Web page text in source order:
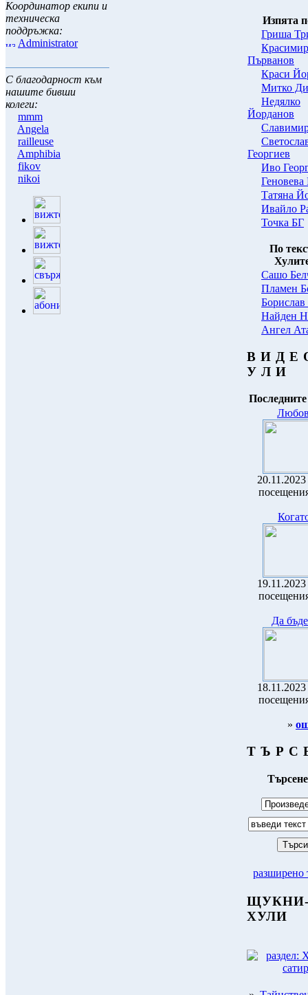
Координатор екипи и
техническа
поддръжка:
Administrator
С благодарност към
нашите бивши
колеги:
mmm
Angela
railleuse
Amphibia
fikov
nikoi
Изпята
Гриша
Красимир
Първанов
Краси
Митко
Нeдялко
Йорданов
Георгиев
Иво
Геновева
Татяна
Ивайло
Точка БГ
По
Сашо
Пламен
Борислав
Найден
Ангел
В И Д
У Л И
Да
»
Т Ъ Р С
разширено
ХУЛИ